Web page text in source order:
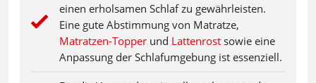
einen erholsamen Schlaf zu gewährleisten.
Eine gute Abstimmung von Matratze,
Matratzen-Topper und Lattenrost sowie eine
Anpassung der Schlafumgebung ist essenziell.